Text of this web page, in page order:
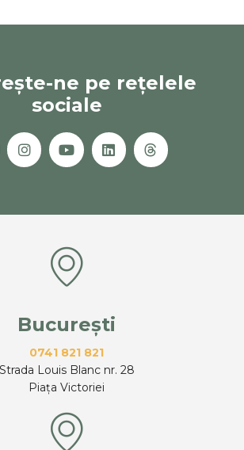
ne pe rețelele
sociale
București
0741 821 821
Strada Louis Blanc nr. 28
Piața Victoriei